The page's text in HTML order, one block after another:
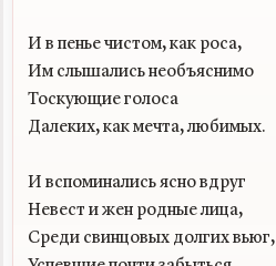
И в пенье чистом, как роса,
Им слышались необъяснимо
Тоскующие голоса
Далеких, как мечта, любимых.
И вспоминались ясно вдруг
Невест и жен родные лица,
Среди свинцовых долгих вьюг,